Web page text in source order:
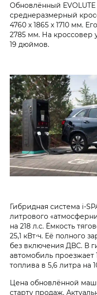
Обновлённый EVOLUTE
среднеразмерный
4760 х 1865 х 1710 мм.
2785 мм. На кроссовер
19 дюймов.
Гибридная система
литрового
на 218 л.с. Ёмкость
25,1 кВт⋅ч. Её полного
без включения ДВС. В
автомобиль проезжает
топлива в 5,6 литра на
Цена обновлённой
старту продаж.